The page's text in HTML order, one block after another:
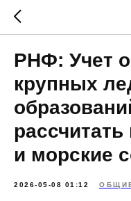
РНФ: Учет
крупных
рассчитать
и морские
2026-05-08 01:12